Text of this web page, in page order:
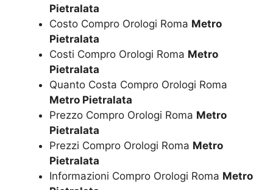
Pietralata
Costo Compro Orologi Roma Metro
Pietralata
Costi Compro Orologi Roma Metro
Pietralata
Quanto Costa Compro Orologi Roma
Metro Pietralata
Prezzo Compro Orologi Roma Metro
Pietralata
Prezzi Compro Orologi Roma Metro
Pietralata
Informazioni Compro Orologi Roma Metro